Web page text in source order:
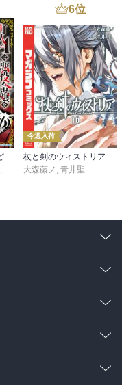
町人Ａは悪役令嬢をどうしても救いたい ～どぶと空と氷の姫君～１０【電子書店共通特典イラスト付】
, Parum
6位
今週入荷
杖と剣のウィストリア（１６）
大森藤ノ , 青井聖